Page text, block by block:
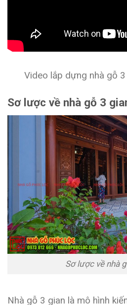
Video lắp dựng nhà gỗ
Sơ lược về nhà gỗ 3
Sơ lược về nhà
Nhà gỗ 3 gian là mô hình